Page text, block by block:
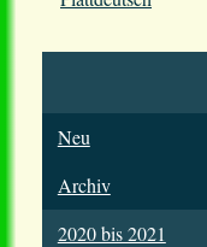
Neu
Archiv
2020 bis 2021